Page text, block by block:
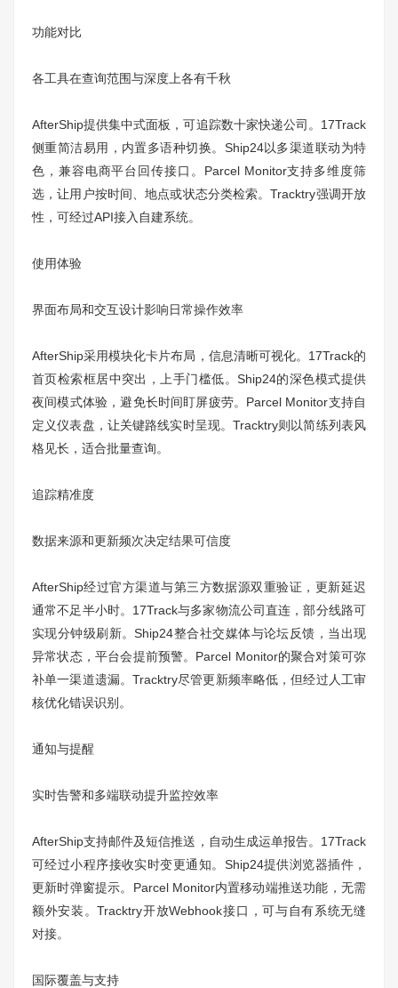
功能对比
各工具在查询范围与深度上各有千秋
AfterShip提供集中式面板，可追踪数十家快递公司。17Track
侧重简洁易用，内置多语种切换。Ship24以多渠道联动为特
色，兼容电商平台回传接口。Parcel Monitor支持多维度筛
选，让用户按时间、地点或状态分类检索。Tracktry强调开放
性，可经过API接入自建系统。
使用体验
界面布局和交互设计影响日常操作效率
AfterShip采用模块化卡片布局，信息清晰可视化。17Track的
首页检索框居中突出，上手门槛低。Ship24的深色模式提供
夜间模式体验，避免长时间盯屏疲劳。Parcel Monitor支持自
定义仪表盘，让关键路线实时呈现。Tracktry则以简练列表风
格见长，适合批量查询。
追踪精准度
数据来源和更新频次决定结果可信度
AfterShip经过官方渠道与第三方数据源双重验证，更新延迟
通常不足半小时。17Track与多家物流公司直连，部分线路可
实现分钟级刷新。Ship24整合社交媒体与论坛反馈，当出现
异常状态，平台会提前预警。Parcel Monitor的聚合对策可弥
补单一渠道遗漏。Tracktry尽管更新频率略低，但经过人工审
核优化错误识别。
通知与提醒
实时告警和多端联动提升监控效率
AfterShip支持邮件及短信推送，自动生成运单报告。17Track
可经过小程序接收实时变更通知。Ship24提供浏览器插件，
更新时弹窗提示。Parcel Monitor内置移动端推送功能，无需
额外安装。Tracktry开放Webhook接口，可与自有系统无缝
对接。
国际覆盖与支持